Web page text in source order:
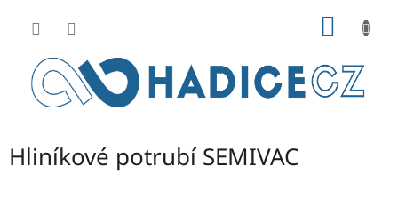
Hliníkové potrubí SEMIVAC